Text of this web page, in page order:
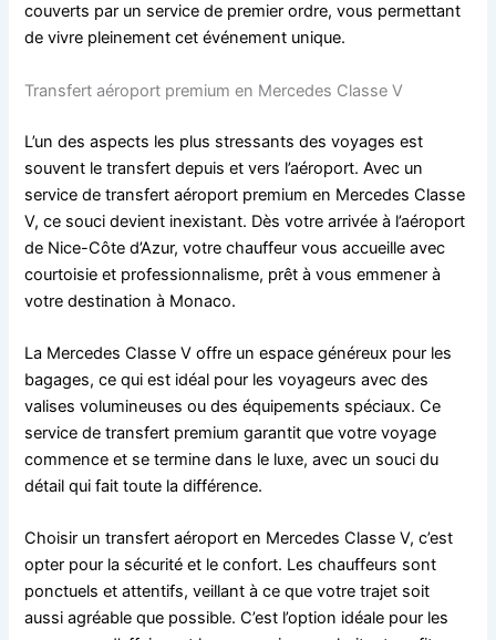
couverts par un service de premier ordre, vous permettant
de vivre pleinement cet événement unique.
Transfert aéroport premium en Mercedes Classe V
L’un des aspects les plus stressants des voyages est
souvent le transfert depuis et vers l’aéroport. Avec un
service de transfert aéroport premium en Mercedes Classe
V, ce souci devient inexistant. Dès votre arrivée à l’aéroport
de Nice-Côte d’Azur, votre chauffeur vous accueille avec
courtoisie et professionnalisme, prêt à vous emmener à
votre destination à Monaco.
La Mercedes Classe V offre un espace généreux pour les
bagages, ce qui est idéal pour les voyageurs avec des
valises volumineuses ou des équipements spéciaux. Ce
service de transfert premium garantit que votre voyage
commence et se termine dans le luxe, avec un souci du
détail qui fait toute la différence.
Choisir un transfert aéroport en Mercedes Classe V, c’est
opter pour la sécurité et le confort. Les chauffeurs sont
ponctuels et attentifs, veillant à ce que votre trajet soit
aussi agréable que possible. C’est l’option idéale pour les